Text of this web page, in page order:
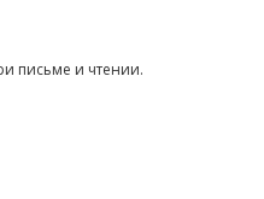
письме и чтении.